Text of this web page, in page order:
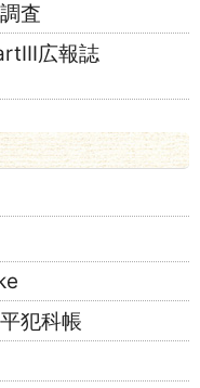
査
広報誌
犯科帳